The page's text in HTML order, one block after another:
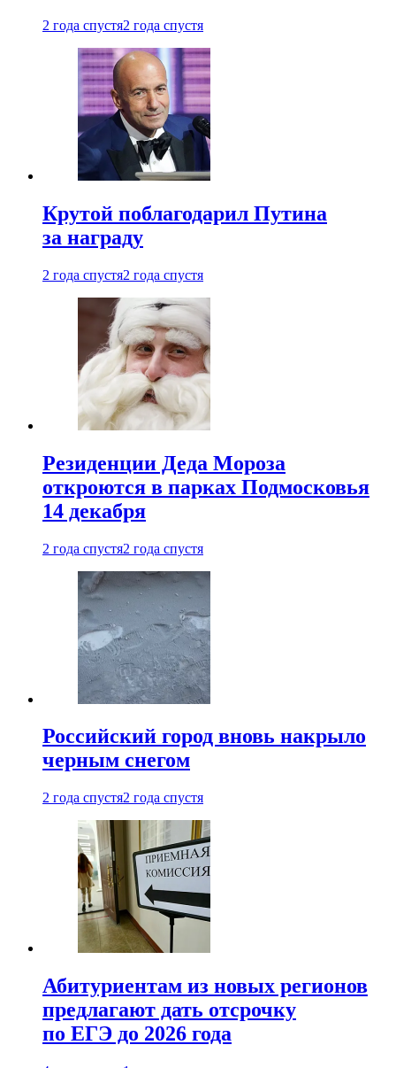
2 года спустя2 года спустя
Крутой поблагодарил Путина
за награду
2 года спустя2 года спустя
Резиденции Деда Мороза
откроются в парках Подмосковья
14 декабря
2 года спустя2 года спустя
Российский город вновь накрыло
черным снегом
2 года спустя2 года спустя
Абитуриентам из новых регионов
предлагают дать отсрочку
по ЕГЭ до 2026 года